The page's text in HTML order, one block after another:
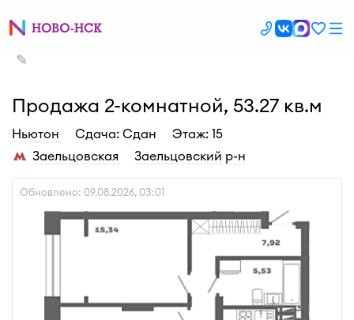
✎
Продажа 2-комнатной, 53.27 кв.м
Ньютон Cдача: Сдан
Этаж: 15
Заельцовская
Заельцовский р-н
Обновлено: 09.08.2026, 03:01